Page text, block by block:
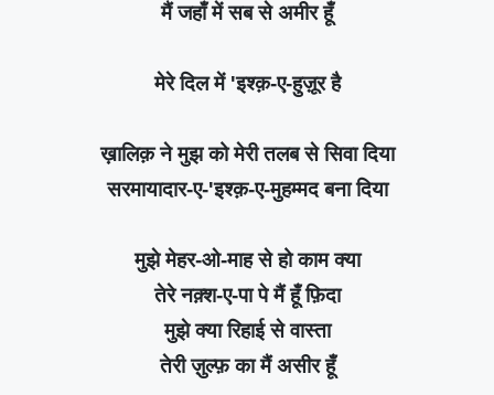
मैं जहाँ में सब से अमीर हूँ
मेरे दिल में 'इश्क़-ए-हुज़ूर है
ख़ालिक़ ने मुझ को मेरी तलब से सिवा दिया
सरमायादार-ए-'इश्क़-ए-मुहम्मद बना दिया
मुझे मेहर-ओ-माह से हो काम क्या
तेरे नक़्श-ए-पा पे मैं हूँ फ़िदा
मुझे क्या रिहाई से वास्ता
तेरी ज़ुल्फ़ का मैं असीर हूँ